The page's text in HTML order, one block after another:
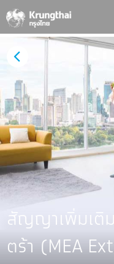
สัญญาเพิ่มเติ
ตร้า (MEA